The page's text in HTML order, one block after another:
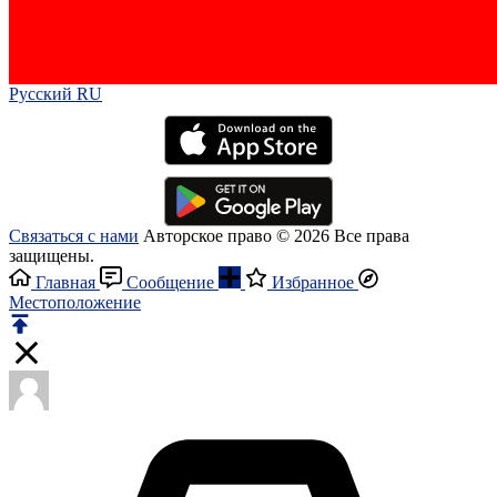
Русский RU‎
Связаться с нами Авторское право © 2026 Все права
защищены.
Главная
Сообщение
Избранное
Местоположение